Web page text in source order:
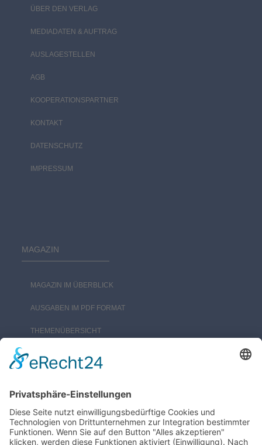
ÜBER DEN VERLAG
MEDIADATEN & AUFTRAG
AUSLAGESTELLEN
AGB
KOOPERATIONSPARTNER
KONTAKT
DATENSCHUTZ
IMPRESSUM
MAGAZIN
MAGAZIN IM ÜBERBLICK
AUSGABEN IM PDF FORMAT
THEMENÜBERSICHT
CARSTEN FRAHM VERLAG
DAS BAUMAGAZIN BESTEHT BEREITS SEIT DEM JAHR 2000.